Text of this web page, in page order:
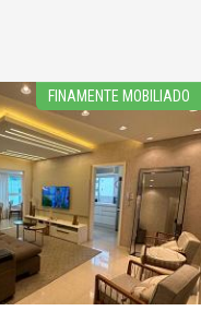
FINAMENTE MOBILIADO